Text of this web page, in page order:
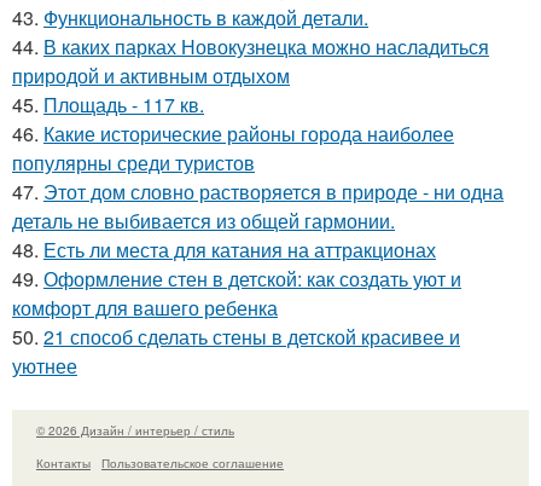
43. Функциональность в каждой детали.
44. В каких парках Новокузнецка можно насладиться
природой и активным отдыхом
45. Площадь - 117 кв.
46. Какие исторические районы города наиболее
популярны среди туристов
47. Этот дом словно растворяется в природе - ни одна
деталь не выбивается из общей гармонии.
48. Есть ли места для катания на аттракционах
49. Оформление стен в детской: как создать уют и
комфорт для вашего ребенка
50. 21 способ сделать стены в детской красивее и
уютнее
© 2026 Дизайн / интерьер / стиль
Контакты
Пользовательское соглашение